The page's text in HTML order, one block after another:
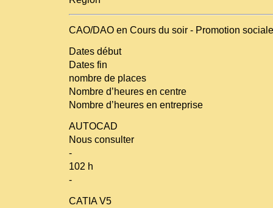
CAO/DAO en Cours du soir - Promotion sociale
Dates début
Dates fin
nombre de places
Nombre d’heures en centre
Nombre d’heures en entreprise
AUTOCAD
Nous consulter
-
102 h
-
CATIA V5